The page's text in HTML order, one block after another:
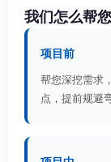
我们怎么帮
项目前
帮您深挖需求
点，提前规避